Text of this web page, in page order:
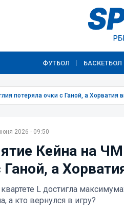
ФУТБОЛ БАСКЕТБОЛ
потеряла очки с Ганой, а Хорватия
2026 · 09:50
Кейна на
Ганой, а
L достигла
а кто вернулся в игру?